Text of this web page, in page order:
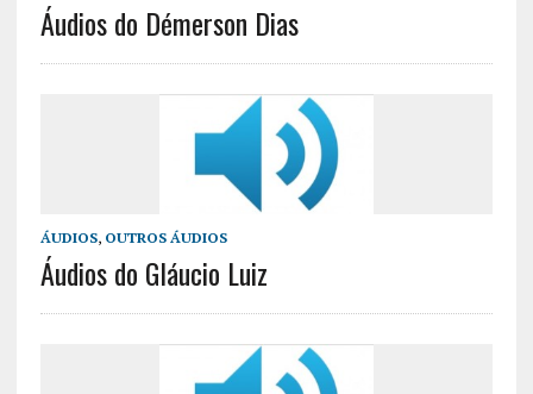
Áudios do Démerson Dias
ÁUDIOS, OUTROS ÁUDIOS
Áudios do Gláucio Luiz